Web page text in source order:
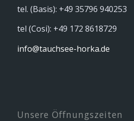
tel. (Basis): +49 35796 940253
tel (Cosi): +49 172 8618729
info@tauchsee-horka.de
Unsere Öffnungszeiten